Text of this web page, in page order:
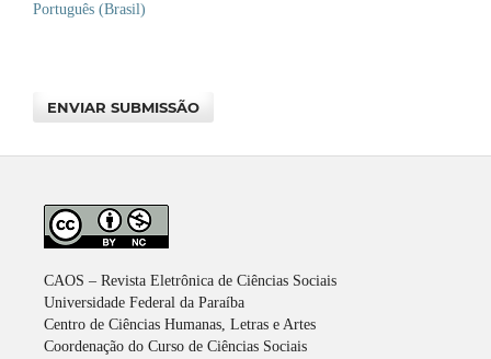
Português (Brasil)
ENVIAR SUBMISSÃO
CAOS – Revista Eletrônica de Ciências Sociais
Universidade Federal da Paraíba
Centro de Ciências Humanas, Letras e Artes
Coordenação do Curso de Ciências Sociais